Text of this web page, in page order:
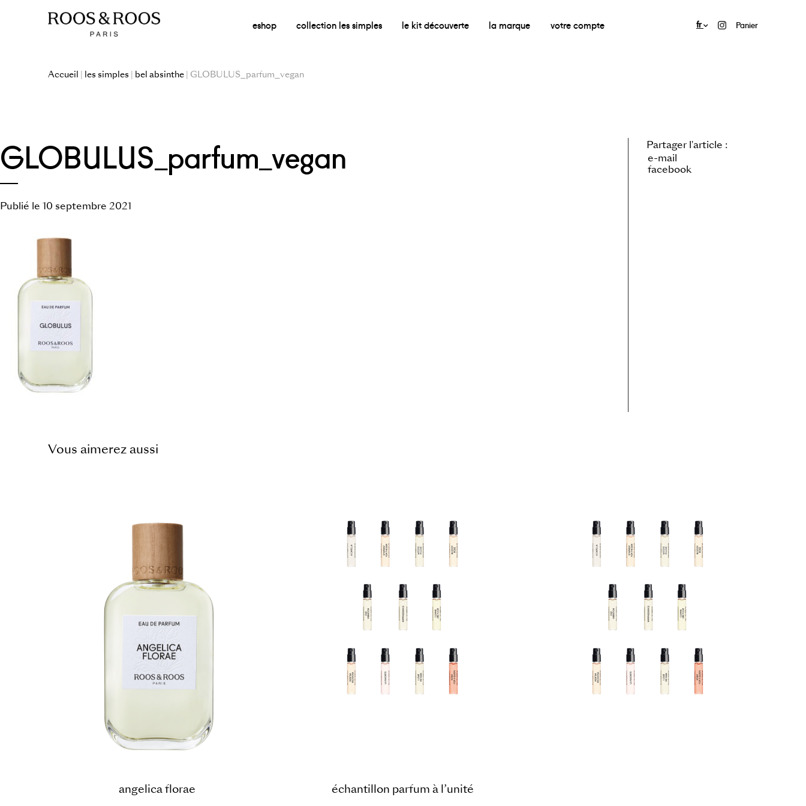
eshop collection les simples le kit découverte la marque votre compte fr Panier
Accueil | les simples | bel absinthe | GLOBULUS_parfum_vegan
GLOBULUS_parfum_vegan
Publié le 10 septembre 2021
Partager l'article :
e-mail
facebook
Vous aimerez aussi
angelica florae échantillon parfum à l’unité